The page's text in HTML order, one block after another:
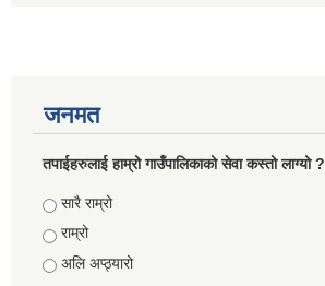
जनमत
तपाईहरुलाई हाम्रो गाउँपालिकाको सेवा कस्तो लाग्यो ?
Choices
सारै राम्रो
राम्रो
अलि अप्ठ्यारो